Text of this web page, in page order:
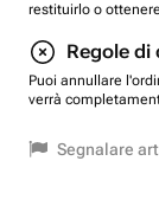
restituirlo o
Regole di
Puoi annullare
verrà
Segnalare